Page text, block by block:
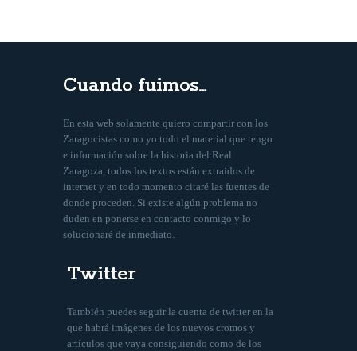
Cuando fuimos…
En esta web solamente quiero compartir con los
Zaragocistas como yo todo el material que tengo
e información sobre la historia del Real
Zaragoza, todos los textos están extraidos de
internet y en todo momento citaré las fuentes de
donde proceden. Si existe algún problema no
duden en ponerse en contacto conmigo y lo
solucionaré de inmediato.
Twitter
También puedes seguir la cuenta de twitter en la
que habrá imágenes de los nuevos cromos y
artículos que vaya consiguiendo como de los